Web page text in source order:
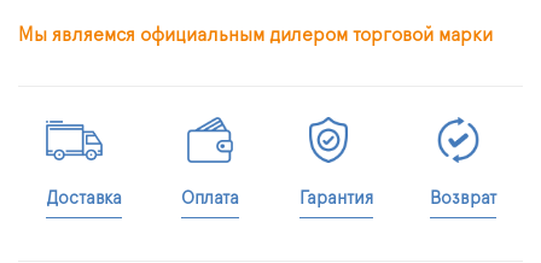
Мы являемся официальным дилером торговой марки
Доставка Оплата Гарантия Возврат